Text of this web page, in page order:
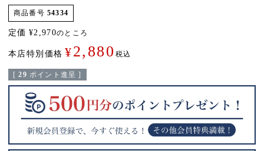
商品番号 54334
定価 ¥2,970のところ
本店特別価格 ¥2,880 税込
[ 29 ポイント進呈 ]